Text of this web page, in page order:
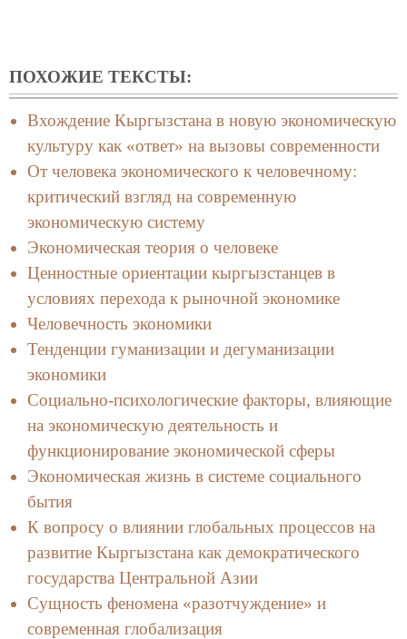
ПОХОЖИЕ ТЕКСТЫ:
Вхождение Кыргызстана в новую экономическую
культуру как «ответ» на вызовы современности
От человека экономического к человечному:
критический взгляд на современную
экономическую систему
Экономическая теория о человеке
Ценностные ориентации кыргызстанцев в
условиях перехода к рыночной экономике
Человечность экономики
Тенденции гуманизации и дегуманизации
экономики
Социально-психологические факторы, влияющие
на экономическую деятельность и
функционирование экономической сферы
Экономическая жизнь в системе социального
бытия
К вопросу о влиянии глобальных процессов на
развитие Кыргызстана как демократического
государства Центральной Азии
Сущность феномена «разотчуждение» и
современная глобализация